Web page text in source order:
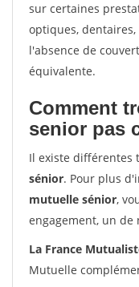
sur certaines
optiques,
l'absence de
équivalente.
Comment
senior pas
Il existe différentes
sénior. Pour plus
mutuelle sénior,
engagement, un de
La France
Mutuelle